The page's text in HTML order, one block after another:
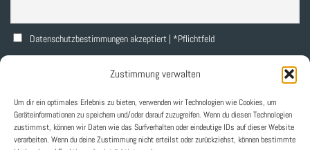
Zustimmung verwalten
Um dir ein optimales Erlebnis zu bieten, verwenden wir Technologien wie Cookies, um
Geräteinformationen zu speichern und/oder darauf zuzugreifen. Wenn du diesen Technologien
zustimmst, können wir Daten wie das Surfverhalten oder eindeutige IDs auf dieser Website
verarbeiten. Wenn du deine Zustimmung nicht erteilst oder zurückziehst, können bestimmte
Datenschutzbestimmungen akzeptiert | *Pflichtfeld
WIDERRUF